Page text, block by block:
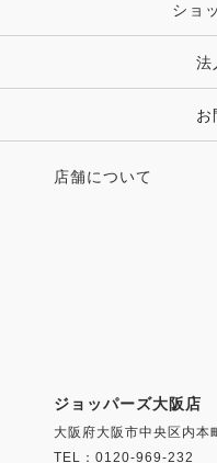
キーホルダー・チャー
その他 ファッション雑
その他 アクセサリー
ショ
法
お
店舗について
ジョッパーズ大阪店
大阪府大阪市中央区内
TEL：0120-969-232